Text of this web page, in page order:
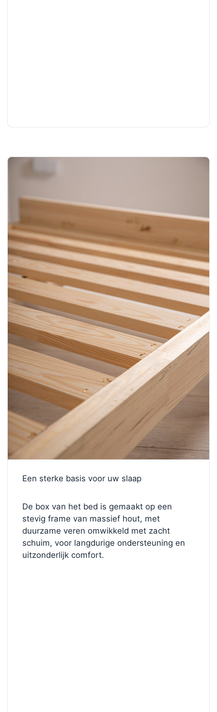
Een sterke basis voor uw slaap
De box van het bed is gemaakt op een
stevig frame van massief hout, met
duurzame veren omwikkeld met zacht
schuim, voor langdurige ondersteuning en
uitzonderlijk comfort.